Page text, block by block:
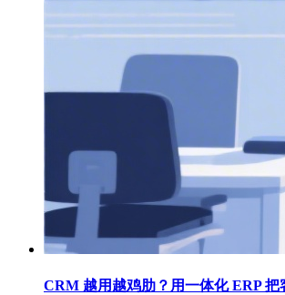
CRM 越用越鸡肋？用一体化 ERP 把